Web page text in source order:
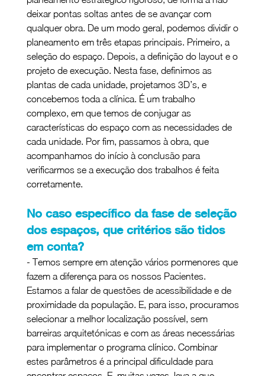
deixar pontas soltas antes de se avançar com
qualquer obra. De um modo geral, podemos dividir o
planeamento em três etapas principais. Primeiro, a
seleção do espaço. Depois, a definição do layout e o
projeto de execução. Nesta fase, definimos as
plantas de cada unidade, projetamos 3D’s, e
concebemos toda a clínica. É um trabalho
complexo, em que temos de conjugar as
características do espaço com as necessidades de
cada unidade. Por fim, passamos à obra, que
acompanhamos do início à conclusão para
verificarmos se a execução dos trabalhos é feita
corretamente.
No caso específico da fase de seleção
dos espaços, que critérios são tidos
em conta?
- Temos sempre em atenção vários pormenores que
fazem a diferença para os nossos Pacientes.
Estamos a falar de questões de acessibilidade e de
proximidade da população. E, para isso, procuramos
selecionar a melhor localização possível, sem
barreiras arquitetónicas e com as áreas necessárias
para implementar o programa clínico. Combinar
estes parâmetros é a principal dificuldade para